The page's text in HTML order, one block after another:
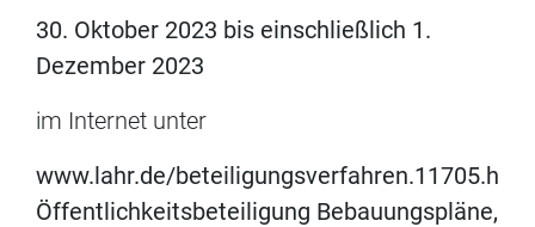
30. Oktober 2023 bis einschließlich 1.
Dezember 2023
im Internet unter
www.lahr.de/beteiligungsverfahren.11705.htm,
Öffentlichkeitsbeteiligung Bebauungspläne,